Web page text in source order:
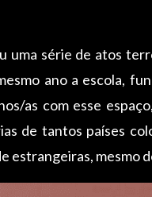
uma série de atos
ano a escola,
as com esse
de tantos países
estrangeiras, mesmo